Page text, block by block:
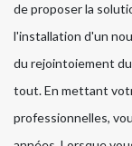
de proposer la
l'installation d'un
du rejointoiement
tout. En mettant
professionnelles,